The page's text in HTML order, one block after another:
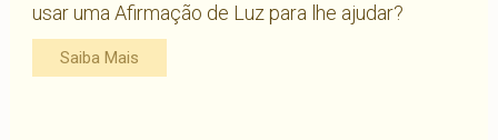
usar uma Afirmação de Luz para lhe ajudar?
Saiba Mais